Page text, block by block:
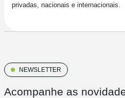
privadas, nacionais e internacionais.
NEWSLETTER
Acompanhe as